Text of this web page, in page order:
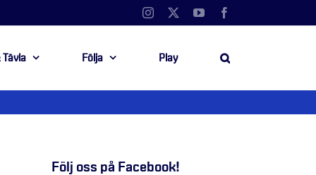
Instagram YouTube
Tävla Följa Play
Följ oss på Facebook!